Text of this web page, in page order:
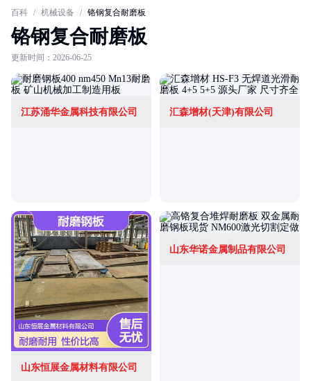
百科 / 机械设备 / 铬钢复合耐磨板
铬钢复合耐磨板
更新时间：2026-06-25
江苏涌华金属科技有限公司 汇森增材(天津)有限公司
山东恒展金属材料有限公司
山东华诺金属制品有限公司